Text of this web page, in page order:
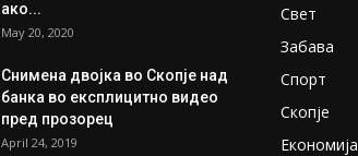
ако...
May 20, 2020
Снимена двојка во Скопје над
банка во експлицитно видео
пред прозорец
April 24, 2019
Свет
Забава
Спорт
Скопје
Економија